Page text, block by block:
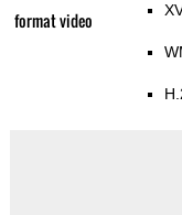
format video